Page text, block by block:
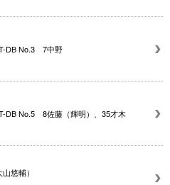
DB No.3 7中野
DB No.5 8佐藤（輝明）、35才木
悠輔）